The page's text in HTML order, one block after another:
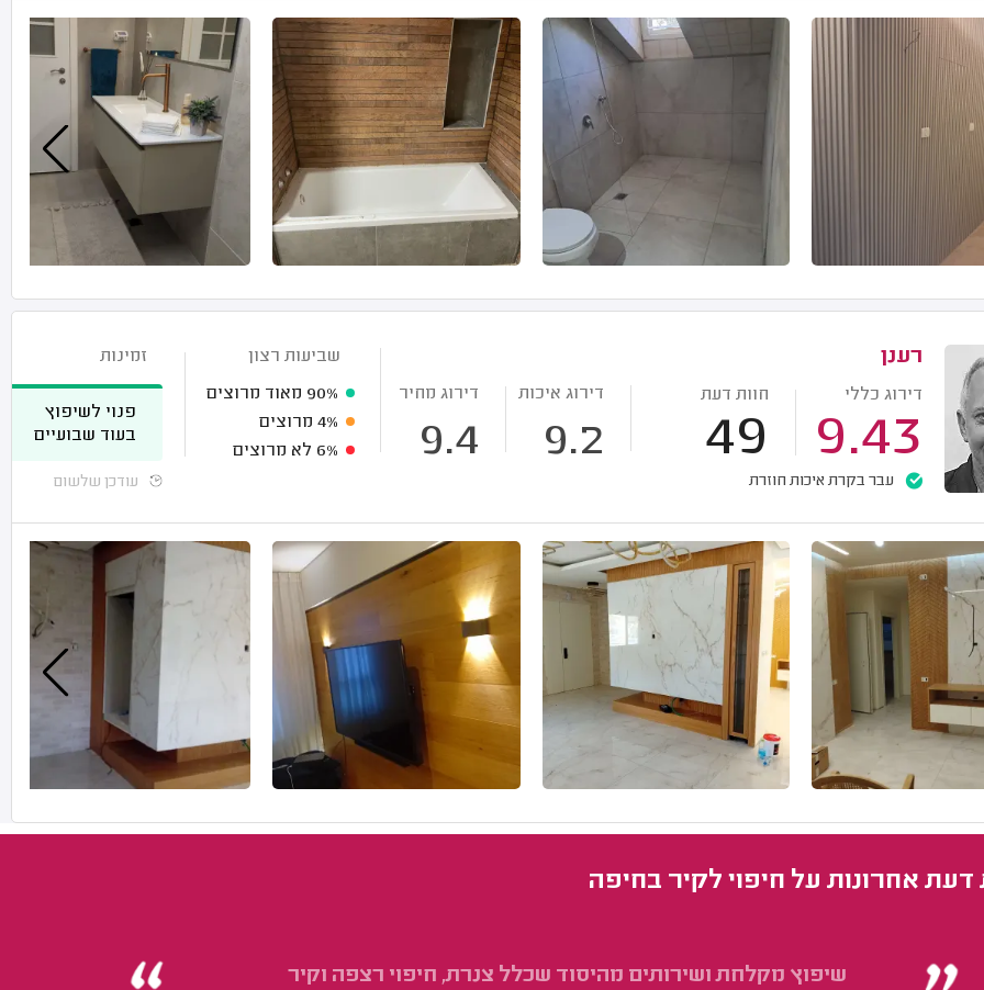
רענן
דירוג כללי
9.43
חוות דעת
49
דירוג איכות
9.2
דירוג מחיר
9.4
עבר בקרת איכות חוזרת
שביעות רצון
90% מאוד מרוצים
4% מרוצים
6% לא מרוצים
זמינות
פנוי לשיפוץ
בעוד שבועיים
עודכן שלשום
דעת אחרונות על חיפוי לקיר בחיפה
שיפוץ מקלחת ושירותים מהיסוד שכלל צנרת, חיפוי רצפה וקיר